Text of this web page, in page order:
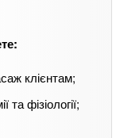
клієнтам;
фізіології;